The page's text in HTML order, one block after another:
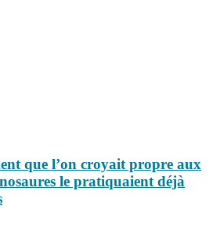
que l’on croyait propre aux
le pratiquaient déjà